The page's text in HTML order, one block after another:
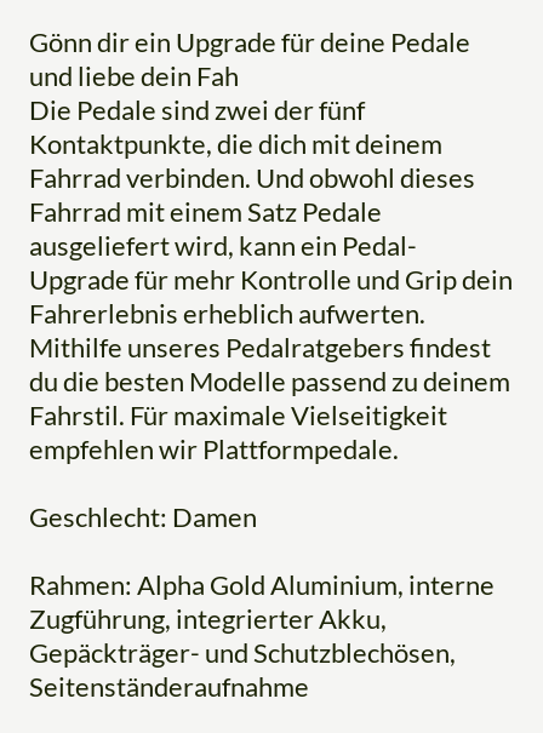
Gönn dir ein Upgrade für deine Pedale
und liebe dein Fah
Die Pedale sind zwei der fünf
Kontaktpunkte, die dich mit deinem
Fahrrad verbinden. Und obwohl dieses
Fahrrad mit einem Satz Pedale
ausgeliefert wird, kann ein Pedal-
Upgrade für mehr Kontrolle und Grip dein
Fahrerlebnis erheblich aufwerten.
Mithilfe unseres Pedalratgebers findest
du die besten Modelle passend zu deinem
Fahrstil. Für maximale Vielseitigkeit
empfehlen wir Plattformpedale.
Geschlecht: Damen
Rahmen: Alpha Gold Aluminium, interne
Zugführung, integrierter Akku,
Gepäckträger- und Schutzblechösen,
Seitenständeraufnahme